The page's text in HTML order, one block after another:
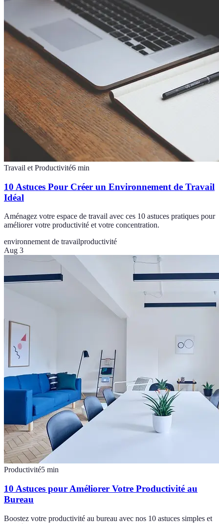
Travail et Productivité6 min
10 Astuces Pour Créer un Environnement de Travail
Idéal
Aménagez votre espace de travail avec ces 10 astuces pratiques pour
améliorer votre productivité et votre concentration.
environnement de travailproductivité
Aug 3
Productivité5 min
10 Astuces pour Améliorer Votre Productivité au
Bureau
Boostez votre productivité au bureau avec nos 10 astuces simples et